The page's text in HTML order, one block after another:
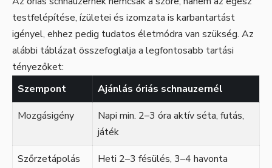
testfelépítése, ízületei és izomzata is karbantartást
igényel, ehhez pedig tudatos életmódra van szükség. Az
alábbi táblázat összefoglalja a legfontosabb tartási
tényezőket:
Szempont
Ajánlás óriás schnauzernél
Mozgásigény
Napi min. 2–3 óra aktív séta, futás,
játék
Szőrzetápolás
Heti 2–3 fésülés, 3–4 havonta